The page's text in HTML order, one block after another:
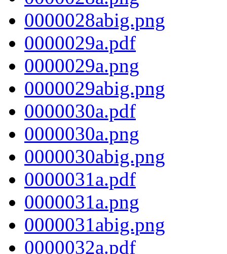
0000028abig.png
0000029a.pdf
0000029a.png
0000029abig.png
0000030a.pdf
0000030a.png
0000030abig.png
0000031a.pdf
0000031a.png
0000031abig.png
0000032a.pdf